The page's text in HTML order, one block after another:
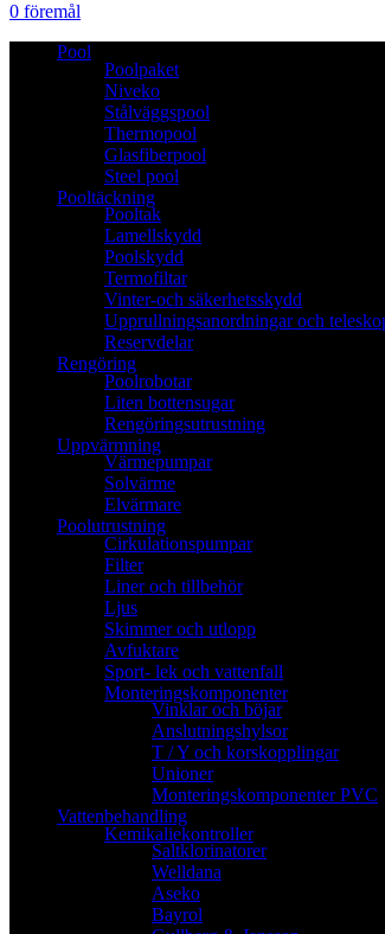
0 föremål
Pool
Poolpaket
Niveko
Stålväggspool
Thermopool
Glasfiberpool
Steel pool
Pooltäckning
Pooltak
Lamellskydd
Poolskydd
Termofiltar
Vinter-och säkerhetsskydd
Upprullningsanordningar och
Reservdelar
Rengöring
Poolrobotar
Liten bottensugar
Rengöringsutrustning
Uppvärmning
Värmepumpar
Solvärme
Elvärmare
Poolutrustning
Cirkulationspumpar
Filter
Liner och tillbehör
Ljus
Skimmer och utlopp
Avfuktare
Sport- lek och vattenfall
Monteringskomponenter
Vinklar och böjar
Anslutningshylsor
T / Y och korskopplingar
Unioner
Monteringskomponenter PVC
Vattenbehandling
Kemikaliekontroller
Saltklorinatorer
Welldana
Aseko
Bayrol